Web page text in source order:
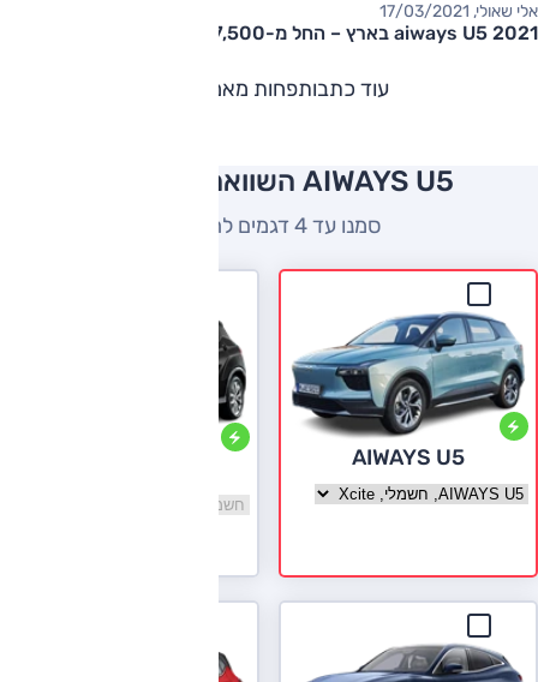
אלי שאולי, 17/03/2021
aiways U5 2021 בארץ – החל מ-157,500 שקלים
עוד כתבותפחות מאמרים
AIWAYS U5 השוואה למתחרים
סמנו עד 4 דגמים להשוואה
AIWAYS U5
בחר גרסה AIWAYS U5
בחר גרסה SERES 3 EV